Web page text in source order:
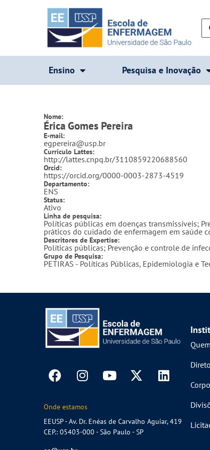
Ensino Pesquisa e Inovação
Nome:
Érica Gomes Pereira
E-mail:
egpereira@usp.br
Curriculo Lattes:
http://lattes.cnpq.br/3110859220688560
Orcid:
https://orcid.org/0000-0003-2873-4519
Departamento:
ENS
Status:
Ativo
Linha de pesquisa:
Políticas públicas em doenças transmissíveis;
práticos do cuidado de enfermagem em saúde
Descritores de Expertise:
Políticas públicas; Prevenção e controle de
Grupo de Pesquisa:
PETIRAS - Políticas Públicas, Epidemiologia e
Onde estamos
EEUSP - Av. Dr. Enéas de Carvalho Aguiar, 419
CEP.: 05403-000 - São Paulo - SP